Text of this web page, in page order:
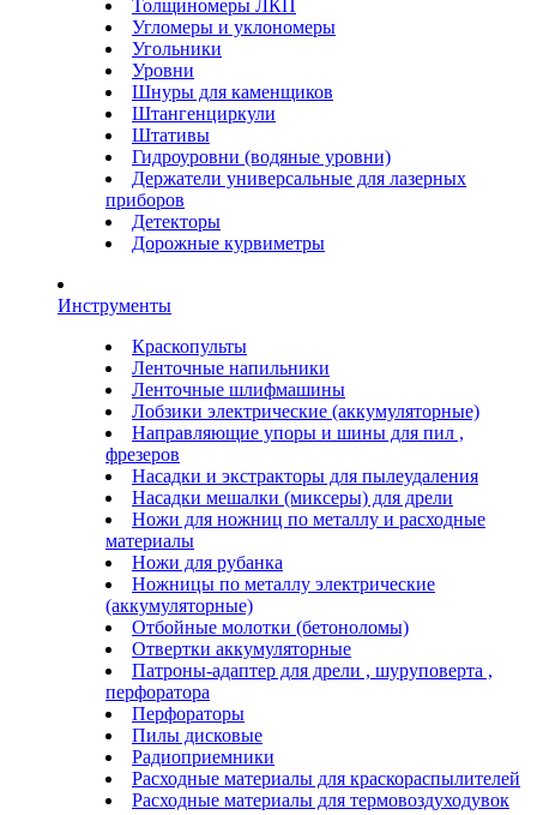
Толщиномеры ЛКП
Угломеры и уклономеры
Угольники
Уровни
Шнуры для каменщиков
Штангенциркули
Штативы
Гидроуровни (водяные уровни)
Держатели универсальные для лазерных
приборов
Детекторы
Дорожные курвиметры
Инструменты
Краскопульты
Ленточные напильники
Ленточные шлифмашины
Лобзики электрические (аккумуляторные)
Направляющие упоры и шины для пил ,
фрезеров
Насадки и экстракторы для пылеудаления
Насадки мешалки (миксеры) для дрели
Ножи для ножниц по металлу и расходные
материалы
Ножи для рубанка
Ножницы по металлу электрические
(аккумуляторные)
Отбойные молотки (бетоноломы)
Отвертки аккумуляторные
Патроны-адаптер для дрели , шуруповерта ,
перфоратора
Перфораторы
Пилы дисковые
Радиоприемники
Расходные материалы для краскораспылителей
Расходные материалы для термовоздуходувок